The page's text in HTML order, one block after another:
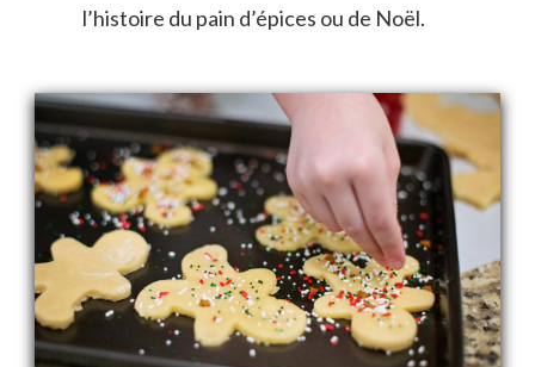
l’histoire du pain d’épices ou de Noël.